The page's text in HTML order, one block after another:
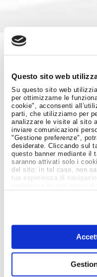
Questo sito web
Su questo sito web
per ottimizzarne le
cookie", acconsenti
parti, che utilizziamo per
analizzare le visite al sito
inviare comunicazioni
"Gestione preferenze",
desiderate. Cliccando sul
questo banner mediante il
saranno attivati solo i
del sito; in tal caso, non
tua esperienza di
MAGAZINE
Notizie dal Mondo